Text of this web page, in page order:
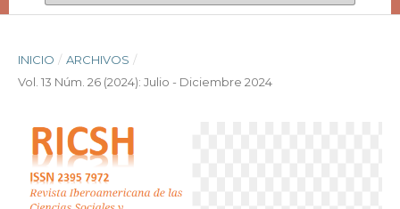
INICIO / ARCHIVOS /
Vol. 13 Núm. 26 (2024): Julio - Diciembre 2024